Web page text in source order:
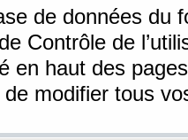
de données du
Contrôle de
en haut des
modifier tous